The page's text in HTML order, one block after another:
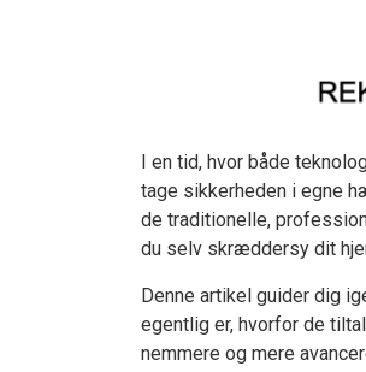
I en tid, hvor både
tage sikkerheden i egne
de traditionelle,
du selv skræddersy dit
Denne artikel guider dig
egentlig er, hvorfor de
nemmere og mere